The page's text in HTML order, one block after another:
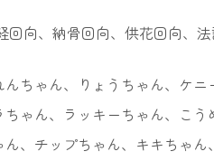
向、納骨回向、供花回向、法
ちゃん、りょうちゃん、ケ
ちゃん、ラッキーちゃん、こ
ん、チップちゃん、キキちゃ